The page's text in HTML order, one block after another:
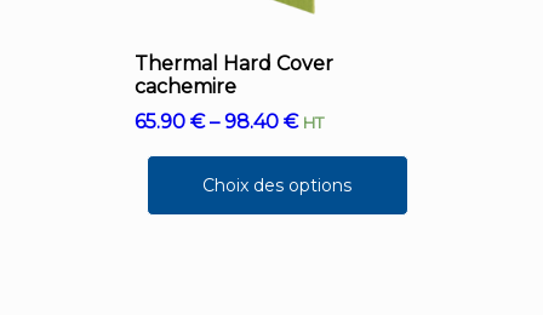
Thermal Hard Cover
cachemire
65.90€–98.40€ HT
Choix des options